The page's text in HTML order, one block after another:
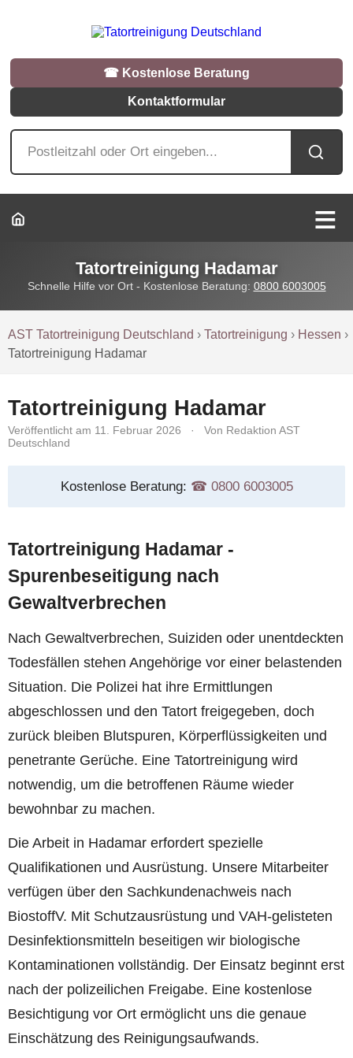
☎︎ Kostenlose Beratung
Kontaktformular
Tatortreinigung Hadamar
Schnelle Hilfe vor Ort - Kostenlose Beratung: 0800 6003005
AST Tatortreinigung Deutschland ›Tatortreinigung › Hessen ›
Tatortreinigung Hadamar
Tatortreinigung Hadamar
Veröffentlicht am 11. Februar 2026 ·
Von Redaktion AST
Deutschland
Kostenlose Beratung: ☎︎ 0800 6003005
Tatortreinigung Hadamar -
Spurenbeseitigung nach
Gewaltverbrechen
Nach Gewaltverbrechen, Suiziden oder unentdeckten
Todesfällen stehen Angehörige vor einer belastenden
Situation. Die Polizei hat ihre Ermittlungen
abgeschlossen und den Tatort freigegeben, doch
zurück bleiben Blutspuren, Körperflüssigkeiten und
penetrante Gerüche. Eine Tatortreinigung wird
notwendig, um die betroffenen Räume wieder
bewohnbar zu machen.
Die Arbeit in Hadamar erfordert spezielle
Qualifikationen und Ausrüstung. Unsere Mitarbeiter
verfügen über den Sachkundenachweis nach
BiostoffV. Mit Schutzausrüstung und VAH-gelisteten
Desinfektionsmitteln beseitigen wir biologische
Kontaminationen vollständig. Der Einsatz beginnt erst
nach der polizeilichen Freigabe. Eine kostenlose
Besichtigung vor Ort ermöglicht uns die genaue
Einschätzung des Reinigungsaufwands.